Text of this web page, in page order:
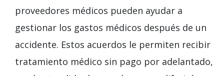
proveedores médicos pueden ayudar a
gestionar los gastos médicos después de un
accidente. Estos acuerdos le permiten recibir
tratamiento médico sin pago por adelantado,